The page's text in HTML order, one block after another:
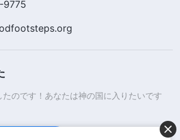
のです！あなたは神の国に入りたいです